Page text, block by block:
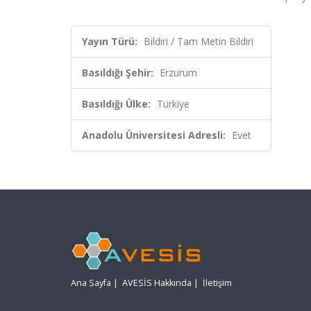
Yayın Türü: Bildiri / Tam Metin Bildiri
Basıldığı Şehir: Erzurum
Basıldığı Ülke: Türkiye
Anadolu Üniversitesi Adresli: Evet
Ana Sayfa | AVESİS Hakkında | İletişim